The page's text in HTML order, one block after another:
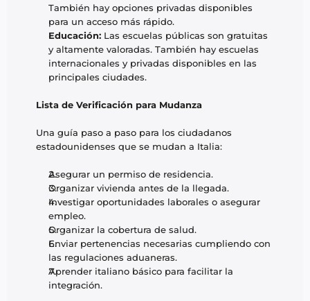
También hay opciones privadas disponibles
para un acceso más rápido.
Educación: Las escuelas públicas son gratuitas
y altamente valoradas. También hay escuelas
internacionales y privadas disponibles en las
principales ciudades.
Lista de Verificación para Mudanza
Una guía paso a paso para los ciudadanos
estadounidenses que se mudan a Italia:
Asegurar un permiso de residencia.
Organizar vivienda antes de la llegada.
Investigar oportunidades laborales o asegurar
empleo.
Organizar la cobertura de salud.
Enviar pertenencias necesarias cumpliendo con
las regulaciones aduaneras.
Aprender italiano básico para facilitar la
integración.